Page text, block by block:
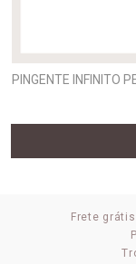
PINGENTE INFINITO
Frete